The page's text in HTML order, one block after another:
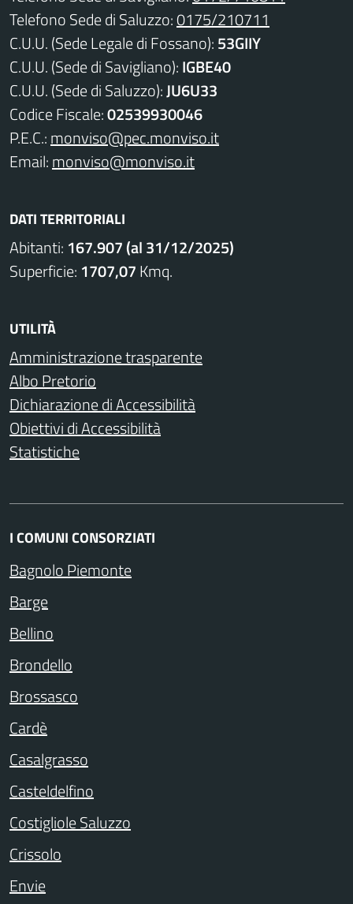
Telefono Sede di Saluzzo:0175/210711
C.U.U. (Sede Legale di Fossano):53GIIY
C.U.U. (Sede di Savigliano):IGBE40
C.U.U. (Sede di Saluzzo):JU6U33
Codice Fiscale:02539930046
P.E.C.:monviso@pec.monviso.it
Email:monviso@monviso.it
DATI TERRITORIALI
Abitanti: 167.907 (al 31/12/2025)
Superficie: 1707,07Kmq.
UTILITÀ
Amministrazione trasparente
Albo Pretorio
Dichiarazione di Accessibilità
Obiettivi di Accessibilità
Statistiche
I COMUNI CONSORZIATI
Bagnolo Piemonte
Barge
Bellino
Brondello
Brossasco
Cardè
Casalgrasso
Casteldelfino
Costigliole Saluzzo
Crissolo
Envie